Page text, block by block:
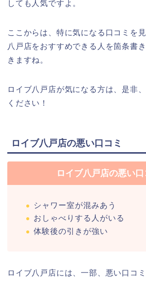
しても人気ですよ。
ここからは、特に気になる口コミを
八戸店をおすすめできる人を箇条書
きますね。
ロイブ八戸店が気になる方は、是非
ください！
ロイブ八戸店の悪い口コミ
ロイブ八戸店の悪い口
シャワー室が混みあう
おしゃべりする人がいる
体験後の引きが強い
ロイブ八戸店には、一部、悪い口コ